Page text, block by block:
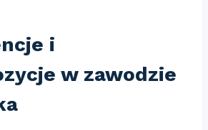
i
w zawodzie